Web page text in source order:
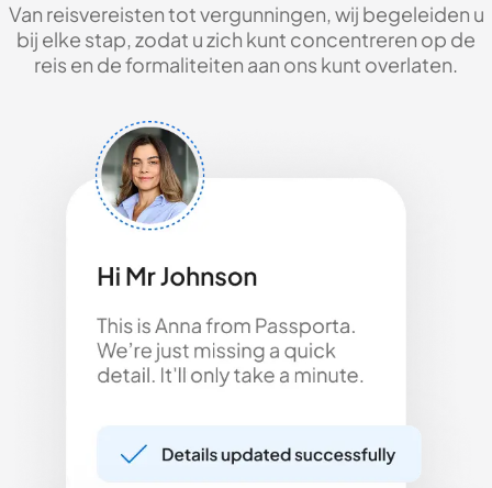
Van reisvereisten tot vergunningen, wij begeleiden u
bij elke stap, zodat u zich kunt concentreren op de
reis en de formaliteiten aan ons kunt overlaten.